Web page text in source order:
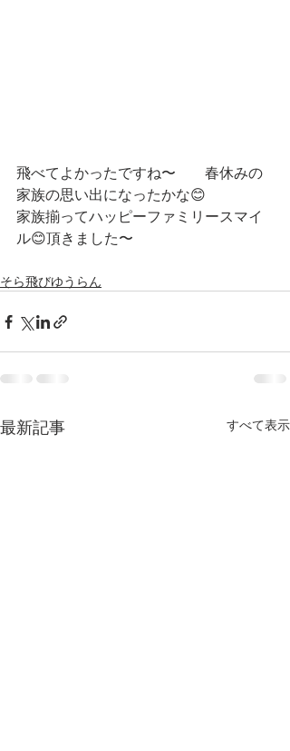
飛べてよかったですね〜　　春休みの
家族の思い出になったかな😊
家族揃ってハッピーファミリースマイ
ル😊頂きました〜
そら飛びゆうらん
最新記事 すべて表示